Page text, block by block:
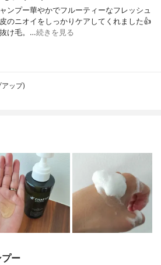
ンプー華やかでフルーティーなフレッシュ
のニオイをしっかりケアしてくれました👍
け毛。…続きを見る
ップ)
ー